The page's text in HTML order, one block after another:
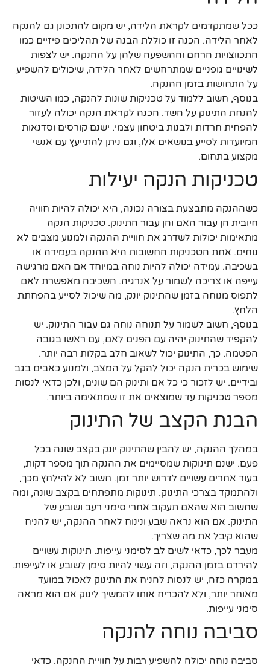
ככל שמתקדמים לקראת הלידה, יש מקום להתכונן גם להנקה
לאחר הלידה. הכנה זו כוללת הבנה של תהליכים פיזיים כמו
התכווצויות הרחם וההשפעה שלהן על ההנקה. יש לצפות
לשינויים גופניים שמתרחשים לאחר הלידה, שיכולים להשפיע
על התחושות בזמן ההנקה.
בנוסף, חשוב ללמוד על טכניקות שונות להנקה, כמו השיטות
להנחת התינוק על השד. הכנה לקראת הנקה יכולה לעזור
להפחית חרדות ולבנות ביטחון עצמי. ישנם קורסים וסדנאות
המיועדות לסייע בנושאים אלו, וגם ניתן להתייעץ עם אנשי
מקצוע בתחום.
טכניקות הנקה יעילות
כשההנקה מתבצעת בצורה נכונה, היא יכולה להיות חוויה
חיובית הן עבור האם והן עבור התינוק. טכניקות הנקה
מתאימות יכולות לשדרג את חוויית ההנקה ולמנוע מצבים לא
נוחים. אחת הטכניקות החשובות היא ההנקה בעמידה או
בשכיבה. עמידה יכולה להיות נוחה במיוחד אם האם מרגישה
עייפה או צריכה לשמור על אנרגיה. השכיבה מאפשרת לאם
לתפוס מנוחה בזמן שהתינוק יונק, מה שיכול לסייע בהפחתת
הלחץ.
בנוסף, חשוב לשמור על תנוחה נוחה גם עבור התינוק. יש
להקפיד שהתינוק יהיה עם הפנים לאם, עם ראשו בגובה
הפטמה. כך, התינוק יכול לשאוב חלב בקלות רבה יותר.
שימוש בכרית הנקה יכול להקל על המצב, ולמנוע כאבים בגב
ובידיים. יש לזכור כי כל אם ותינוק הם שונים, ולכן כדאי לנסות
מספר טכניקות עד שמוצאים את זו שמתאימה ביותר.
הבנת הקצב של התינוק
במהלך ההנקה, יש להבין שהתינוק יונק בקצב שונה בכל
פעם. ישנם תינוקות שמסיימים את ההנקה תוך מספר דקות,
בעוד אחרים עשויים לדרוש יותר זמן. חשוב לא להילחץ מכך,
ולהתמקד בצרכי התינוק. תינוקות מתפתחים בקצב שונה, ומה
שחשוב הוא שהאם תעקוב אחרי סימני רעב ושובע של
התינוק. אם הוא נראה שבע ונינוח לאחר ההנקה, יש להניח
שהוא קיבל את מה שצריך.
מעבר לכך, כדאי לשים לב לסימני עייפות. תינוקות עשויים
להירדם בזמן ההנקה, וזה עשוי להיות סימן לשובע או לעייפות.
במקרה כזה, יש לנסות להניח את התינוק לאכול במועד
מאוחר יותר, ולא להכריח אותו להמשיך לינוק אם הוא מראה
סימני עייפות.
סביבה נוחה להנקה
סביבה נוחה יכולה להשפיע רבות על חוויית ההנקה. כדאי